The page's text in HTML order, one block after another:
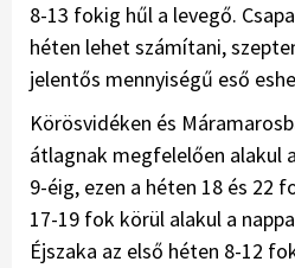
8-13 fokig hűl a levegő.
héten lehet számítani,
jelentős mennyiségű eső
Körösvidéken és
átlagnak megfelelően alakul
9-éig, ezen a héten 18 és 22
17-19 fok körül alakul a
Éjszaka az első héten 8-12